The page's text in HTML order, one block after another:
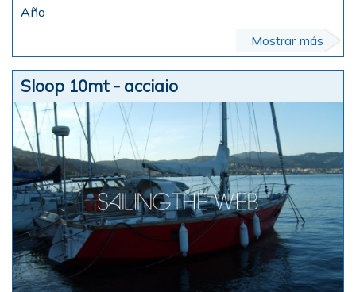
Mostrar más
Sloop 10mt - acciaio